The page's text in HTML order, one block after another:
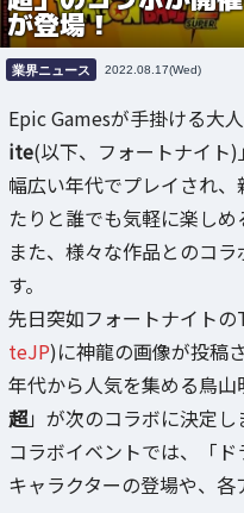
が登場！
業界ニュース 2022.08.17(Wed)
Epic Gamesが手掛ける大
ite(以下、フォートナイト)」
幅広い年代でプレイされ
たりと誰でも気軽に楽しめ
また、様々な作品とのコ
す。
先日突如フォートナイト
teJP)に神龍の画像が投稿
年代から人気を集める鳥山
超」が次のコラボに決定し
コラボイベントでは、「
キャラクターの登場や、各